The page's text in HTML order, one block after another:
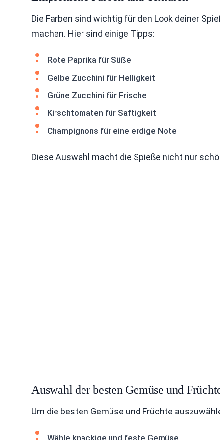
Die Farben sind wichtig für den Look deiner
machen. Hier sind einige Tipps:
Rote Paprika für Süße
Gelbe Zucchini für Helligkeit
Grüne Zucchini für Frische
Kirschtomaten für Saftigkeit
Champignons für eine erdige Note
Diese Auswahl macht die Spieße nicht nur
Auswahl der besten Gemüse und
Um die besten Gemüse und Früchte
Wähle knackige und feste Gemüse.